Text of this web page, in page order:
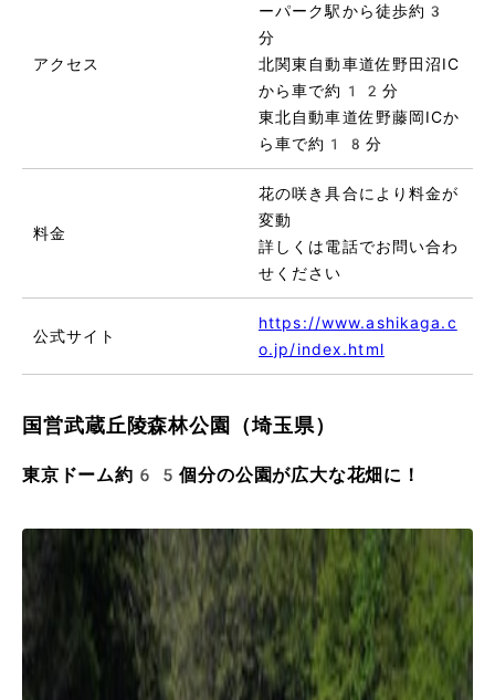
アクセス
ーパーク駅から徒歩約3
分
北関東自動車道佐野田沼IC
から車で約12分
東北自動車道佐野藤岡ICか
ら車で約18分
料金
花の咲き具合により料金が
変動
詳しくは電話でお問い合わ
せください
公式サイト
https://www.ashikaga.c
o.jp/index.html
国営武蔵丘陵森林公園（埼玉県）
東京ドーム約65個分の公園が広大な花畑に！